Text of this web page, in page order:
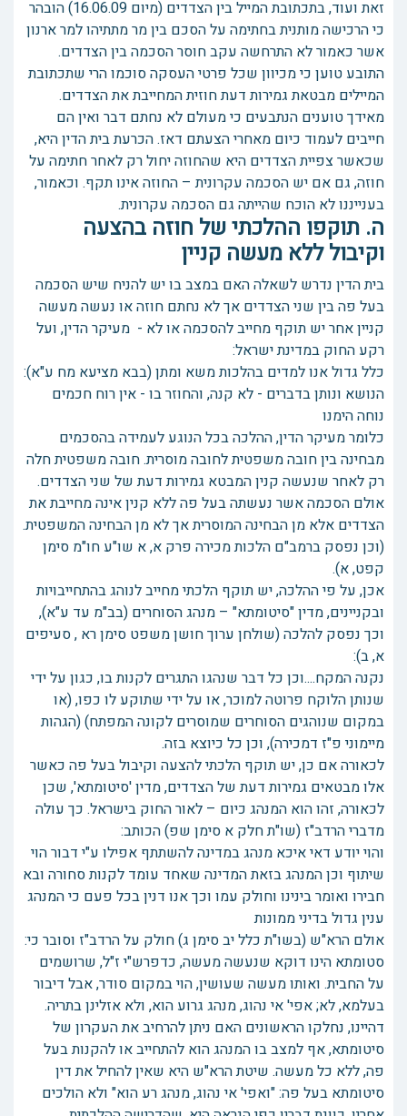
זאת ועוד, בתכתובת המייל בין הצדדים (מיום 16.06.09) הובהר
כי הרכישה מותנית בחתימה על הסכם בין מר מתתיהו למר ארנון
אשר כאמור לא התרחשה עקב חוסר הסכמה בין הצדדים.
התובע טוען כי מכיוון שכל פרטי העסקה סוכמו הרי שתכתובת
המיילים מבטאת גמירות דעת חוזית המחייבת את הצדדים.
מאידך טוענים הנתבעים כי מעולם לא נחתם דבר ואין הם
חייבים לעמוד כיום מאחרי הצעתם דאז. הכרעת בית הדין היא,
שכאשר צפיית הצדדים היא שהחוזה יחול רק לאחר חתימה על
חוזה, גם אם יש הסכמה עקרונית – החוזה אינו תקף. וכאמור,
בענייננו לא הוכח שהייתה גם הסכמה עקרונית.
ה. תוקפו ההלכתי של חוזה בהצעה
וקיבול ללא מעשה קניין
בית הדין נדרש לשאלה האם במצב בו יש להניח שיש הסכמה
בעל פה בין שני הצדדים אך לא נחתם חוזה או נעשה מעשה
קניין אחר יש תוקף מחייב להסכמה או לא - מעיקר הדין, ועל
רקע החוק במדינת ישראל:
כלל גדול אנו למדים בהלכות משא ומתן (בבא מציעא מח ע"א):
הנושא ונותן בדברים - לא קנה, והחוזר בו - אין רוח חכמים
נוחה הימנו
כלומר מעיקר הדין, ההלכה בכל הנוגע לעמידה בהסכמים
מבחינה בין חובה משפטית לחובה מוסרית. חובה משפטית חלה
רק לאחר שנעשה קנין המבטא גמירות דעת של שני הצדדים.
אולם הסכמה אשר נעשתה בעל פה ללא קנין אינה מחייבת את
הצדדים אלא מן הבחינה המוסרית אך לא מן הבחינה המשפטית.
(וכן נפסק ברמב"ם הלכות מכירה פרק א, א שו"ע חו"מ סימן
קפט, א).
אכן, על פי ההלכה, יש תוקף הלכתי מחייב לנוהג בהתחייבויות
ובקניינים, מדין "סיטומתא" – מנהג הסוחרים (בב"מ עד ע"א),
וכך נפסק להלכה (שולחן ערוך חושן משפט סימן רא , סעיפים
א, ב):
נקנה המקח....וכן כל דבר שנהגו התגרים לקנות בו, כגון על ידי
שנותן הלוקח פרוטה למוכר, או על ידי שתוקע לו כפו, (או
במקום שנוהגים הסוחרים שמוסרים לקונה המפתח) (הגהות
מיימוני פ"ז דמכירה), וכן כל כיוצא בזה.
לכאורה אם כן, יש תוקף הלכתי להצעה וקיבול בעל פה כאשר
אלו מבטאים גמירות דעת של הצדדים, מדין 'סיטומתא', שכן
לכאורה, זהו הוא המנהג כיום – לאור החוק בישראל. כך עולה
מדברי הרדב"ז (שו"ת חלק א סימן שפ) הכותב:
והוי יודע דאי איכא מנהג במדינה להשתתף אפילו ע"י דבור הוי
שיתוף וכן המנהג בזאת המדינה שאחד עומד לקנות סחורה ובא
חבירו ואומר בינינו וחולק עמו וכך אנו דנין בכל פעם כי המנהג
ענין גדול בדיני ממונות
אולם הרא"ש (בשו"ת כלל יב סימן ג) חולק על הרדב"ז וסובר כי:
סטומתא הינו דוקא שנעשה מעשה, כדפרש"י ז"ל, שרושמים
על החבית. ואותו מעשה שעושין, הוי במקום סודר, אבל דיבור
בעלמא, לא; אפי' אי נהוג, מנהג גרוע הוא, ולא אזלינן בתריה.
דהיינו, נחלקו הראשונים האם ניתן להרחיב את העקרון של
סיטומתא, אף למצב בו המנהג הוא להתחייב או להקנות בעל
פה, ללא כל מעשה. שיטת הרא"ש היא שאין להחיל את דין
סיטומתא בעל פה: "ואפי' אי נהוג, מנהג רע הוא" ולא הולכים